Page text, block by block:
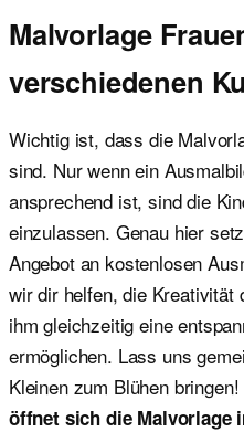
Malvorlage
verschiedenen
Wichtig ist, dass die
sind. Nur wenn ein
ansprechend ist, sind die
einzulassen. Genau hier
Angebot an kostenlosen
wir dir helfen, die Kreativität
ihm gleichzeitig eine
ermöglichen. Lass uns
Kleinen zum Blühen bringen!
öffnet sich die Malvorlage